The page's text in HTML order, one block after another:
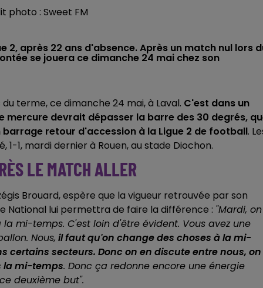
photo : Sweet FM
2, après 22 ans d'absence. Après un match nul lors
se jouera ce dimanche 24 mai chez son
terme, ce dimanche 24 mai, à Laval. C'est dans un
mercure devrait dépasser la barre des 30 degrés,
retour d'accession à la Ligue 2 de football.
1, mardi dernier à Rouen, au stade Diochon.
LE MATCH ALLER
Brouard, espère que la vigueur retrouvée par son
National lui permettra de faire la différence : "Mardi, on
la mi-temps. C'est loin d'être évident. Vous avez une
Nous, il faut qu'on change des choses à la mi-
certains secteurs. Donc on en discute entre nous, on
la mi-temps. Donc ça redonne encore une énergie
deuxième but".